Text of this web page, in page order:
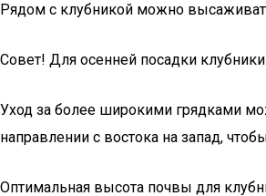
Рядом с клубникой можно
Совет! Для осенней посадки
Уход за более широкими грядками
направлении с востока на запад,
Оптимальная высота почвы для